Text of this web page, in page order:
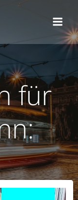
für